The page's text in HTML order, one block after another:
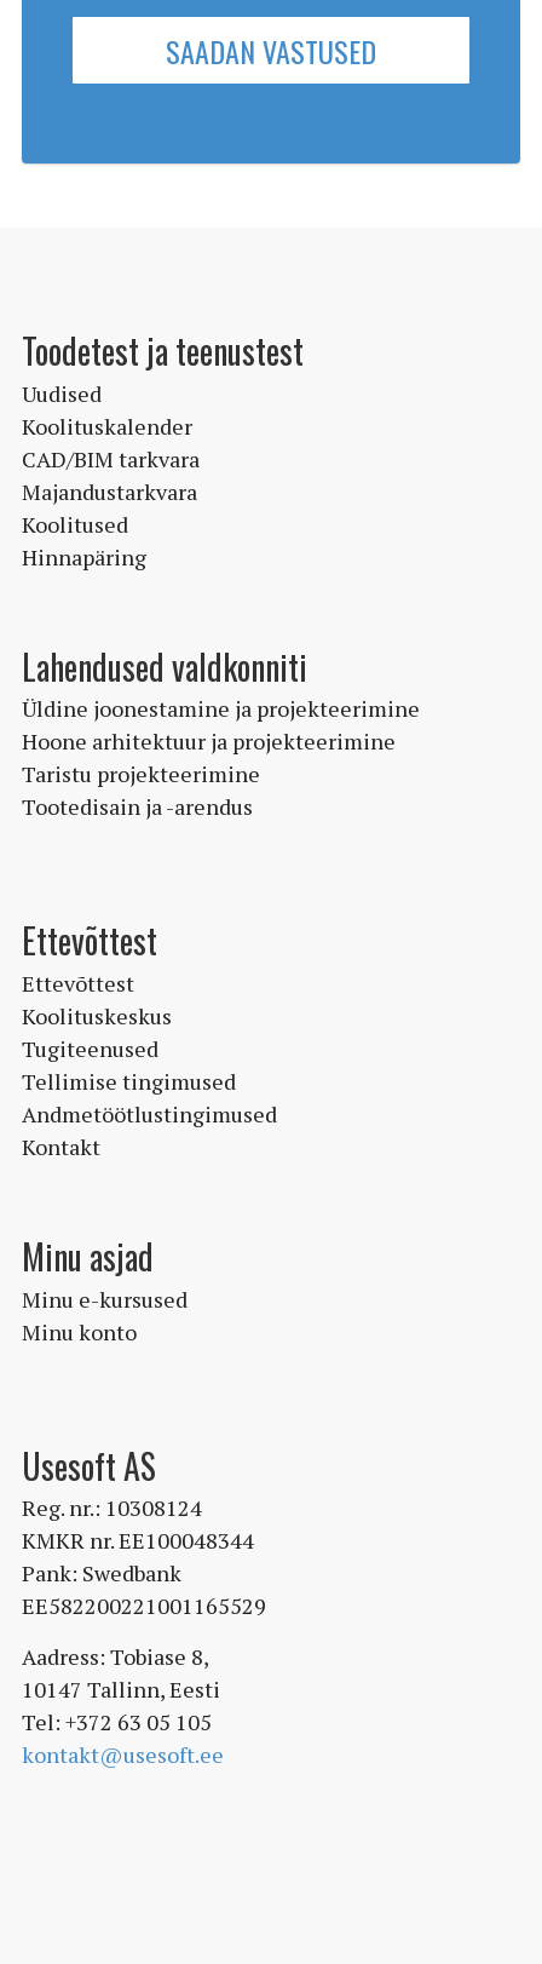
SAADAN VASTUSED
Toodetest ja teenustest
Uudised
Koolituskalender
CAD/BIM tarkvara
Majandustarkvara
Koolitused
Hinnapäring
Lahendused valdkonniti
Üldine joonestamine ja projekteerimine
Hoone arhitektuur ja projekteerimine
Taristu projekteerimine
Tootedisain ja -arendus
Ettevõttest
Ettevõttest
Koolituskeskus
Tugiteenused
Tellimise tingimused
Andmetöötlustingimused
Kontakt
Minu asjad
Minu e-kursused
Minu konto
Usesoft AS
Reg. nr.: 10308124
KMKR nr. EE100048344
Pank: Swedbank
EE582200221001165529
Aadress: Tobiase 8,
10147 Tallinn, Eesti
Tel: +372 63 05 105
kontakt@usesoft.ee